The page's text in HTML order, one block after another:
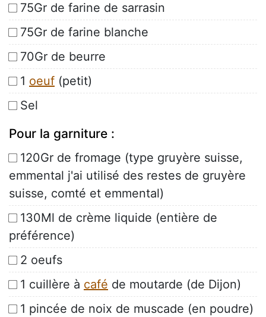
75Gr de farine de sarrasin
75Gr de farine blanche
70Gr de beurre
1 oeuf (petit)
Sel
Pour la garniture :
120Gr de fromage (type gruyère suisse,
emmental j'ai utilisé des restes de gruyère
suisse, comté et emmental)
130Ml de crème liquide (entière de
préférence)
2 oeufs
1 cuillère à café de moutarde (de Dijon)
1 pincée de noix de muscade (en poudre)